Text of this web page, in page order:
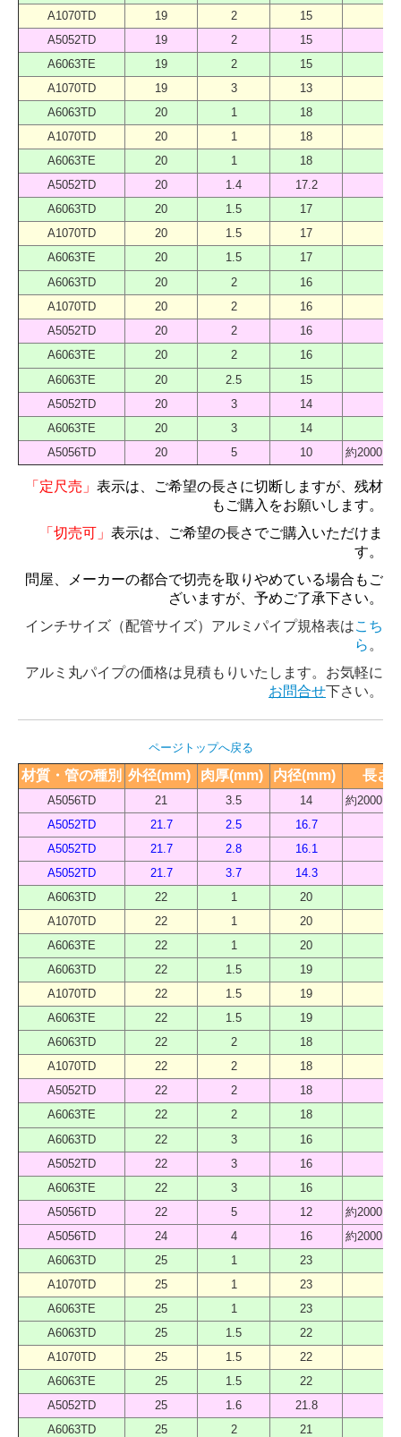
A1070TD
19 2 15
A5052TD
19 2 15
A6063TE
19 2 15
A1070TD
19 3 13
A6063TD
20 1 18
A1070TD
20 1 18
A6063TE
20 1 18
A5052TD
20 1.4 17.2
A6063TD
20 1.5 17
A1070TD
20 1.5 17
A6063TE
20 1.5 17
A6063TD
20 2 16
A1070TD
20 2 16
A5052TD
20 2 16
A6063TE
20 2 16
A6063TE
20 2.5 15
A5052TD
20 3 14
A6063TE
20 3 14
A5056TD
20 5 10 約2000 （
「定尺売」 表示は、ご希望の長さに切断しますが、残材
もご購入をお願いします。
「切売可」 表示は、ご希望の長さでご購入いただけま
す。
問屋、メーカーの都合で切売を取りやめている場合もご
ざいますが、予めご了承下さい。
インチサイズ（配管サイズ）アルミパイプ規格表はこち
ら 。
アルミ丸パイプの価格は見積もりいたします。お気軽に
お問合せ下さい。
ページトップへ戻る
材質・管の種別 外径(mm) 肉厚(mm) 内径(mm) 長さ
A5056TD 21 3.5 14
約2000 （
A5052TD
21.7 2.5 16.7
A5052TD
21.7 2.8 16.1
A5052TD
21.7 3.7 14.3
A6063TD
22 1 20
A1070TD
22 1 20
A6063TE
22 1 20
A6063TD
22 1.5 19
A1070TD
22 1.5 19
A6063TE
22 1.5 19
A6063TD
22 2 18
A1070TD
22 2 18
A5052TD
22 2 18
A6063TE
22 2 18
A6063TD
22 3 16
A5052TD
22 3 16
A6063TE
22 3 16
A5056TD
22 5 12
約2000 （
A5056TD
24 4 16
約2000 （
A6063TD
25 1 23
A1070TD
25 1 23
A6063TE
25 1 23
A6063TD
25 1.5 22
A1070TD
25 1.5 22
A6063TE
25 1.5 22
A5052TD
25 1.6 21.8
A6063TD
25 2 21